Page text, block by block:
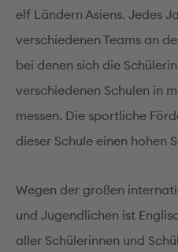
elf Ländern Asiens. Jedes
verschiedenen Teams an
bei denen sich die
verschiedenen Schulen in
messen. Die sportliche
dieser Schule einen hohen
Wegen der großen
und Jugendlichen ist
aller Schülerinnen und